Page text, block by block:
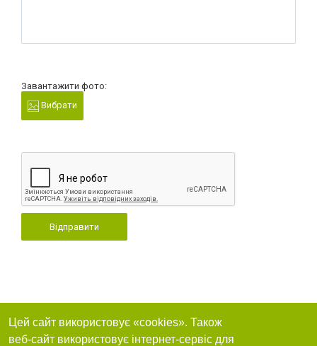
Завантажити фото:
Вибрати
Відправити
Цей сайт використовує «cookies». Також
веб-сайт використовує інтернет-сервіс для